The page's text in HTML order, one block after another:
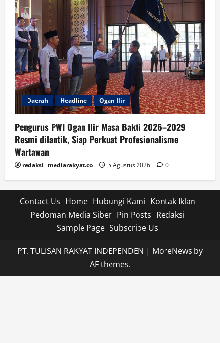
Daerah Headline Ogan Ilir
Pengurus PWI Ogan Ilir Masa Bakti 2026–2029
Resmi dilantik, Siap Perkuat Profesionalisme
Wartawan
redaksi_ mediarakyat.co 5 Agustus 2026 0
Contact Us Home Hubungi Kami Kontak Iklan
Pedoman Media Siber Pin Posts Redaksi
Sample Page Subscribe Us
PT. TULISAN RAKYAT INDEPENDEN | MoreNews by
AF themes.